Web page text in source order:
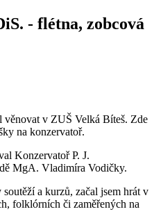
- flétna, zobcová
věnovat v ZUŠ Velká Bíteš. Zde
na konzervatoř.
Konzervatoř P. J.
MgA. Vladimíra Vodičky.
a kurzů, začal jsem hrát v
folklórních či zaměřených na